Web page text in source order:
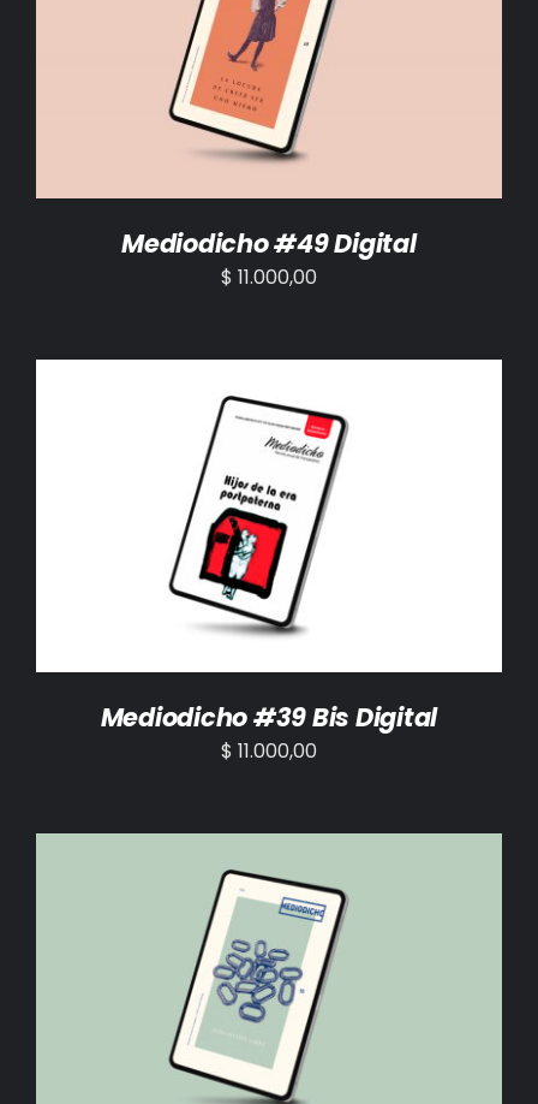
AÑADIR AL CARRITO /
Mediodicho #49 Digital
$ 11.000,00
AÑADIR AL CARRITO /
Mediodicho #39 Bis Digital
$ 11.000,00
AÑADIR AL CARRITO /